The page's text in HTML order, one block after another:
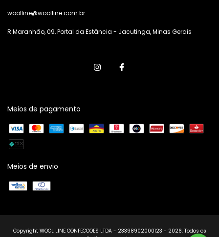
woolline@woolline.com.br
R Maranhão, 09, Portal da Estância - Jacutinga, Minas Gerais
Meios de pagamento
Meios de envio
Copyright WOOL LINE CONFECCOES LTDA - 23398902000123 - 2026. Todos os